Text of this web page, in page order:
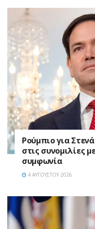
Ρούμπιο για
στις συνομιλίες
συμφωνία
4 ΑΥΓΟΎΣΤΟΥ 2026